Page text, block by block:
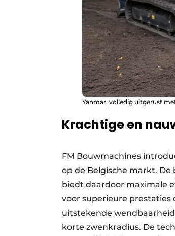
Yanmar, volledig uitgerust
Krachtige en
FM Bouwmachines
op de Belgische markt.
biedt daardoor maximale
voor superieure
uitstekende
korte zwenkradius. De